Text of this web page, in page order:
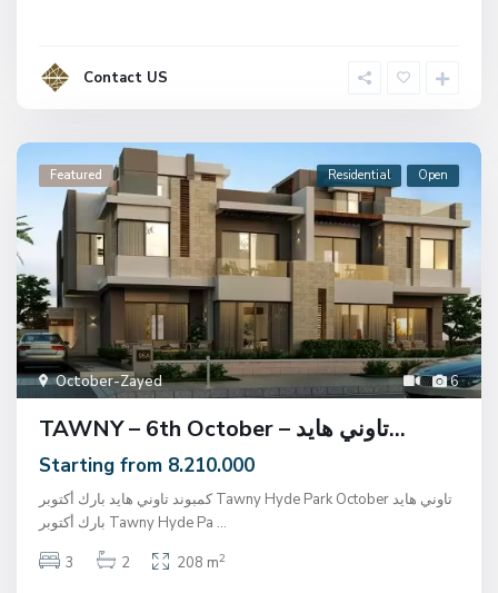
Contact US
6
October-Zayed
Featured Residential Open
TAWNY – 6th October – تاوني هايد...
Starting from 8.210.000
كمبوند تاوني هايد بارك أكتوبر Tawny Hyde Park October تاوني هايد
بارك أكتوبر Tawny Hyde Pa ...
3
2 208 m2